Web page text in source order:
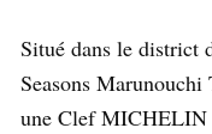
Situé dans le district
Seasons
une Clef MICHELIN